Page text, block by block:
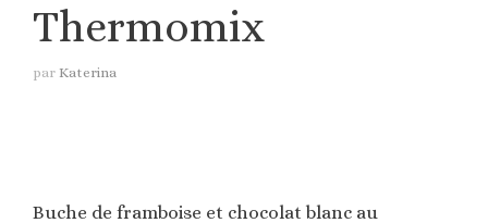
Thermomix
par Katerina
Buche de framboise et chocolat blanc au